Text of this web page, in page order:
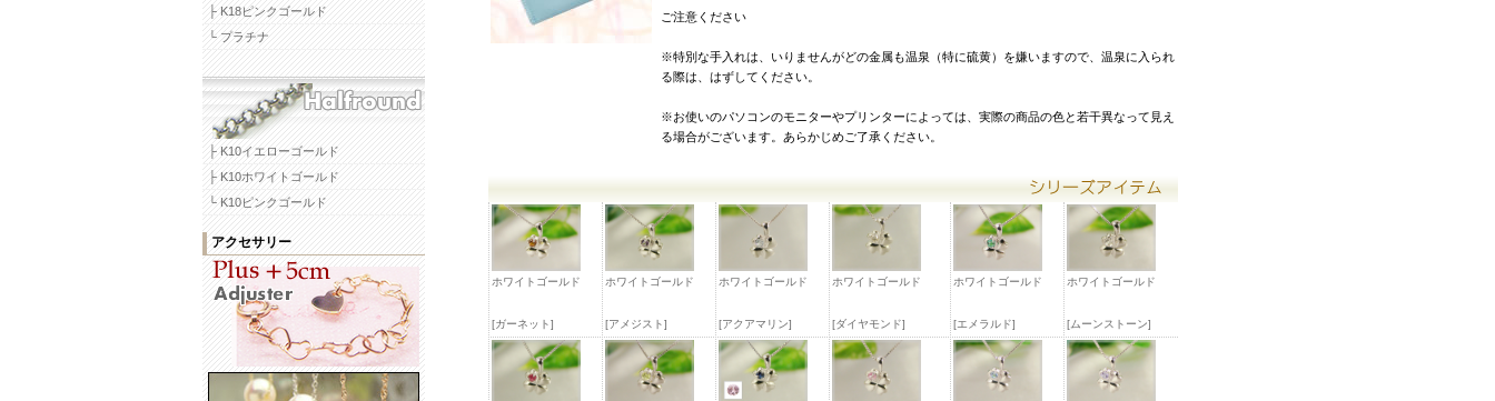
├ K18ピンクゴールド
└ プラチナ
├ K10イエローゴールド
├ K10ホワイトゴールド
└ K10ピンクゴールド
アクセサリー
ご注意ください
※特別な手入れは、いりませんがどの金属も温泉（特に硫黄）を嫌いますので、温泉に入られ
る際は、はずしてください。
※お使いのパソコンのモニターやプリンターによっては、実際の商品の色と若干異なって見え
る場合がございます。あらかじめご了承ください。
ホワイトゴールド
[ガーネット]
ホワイトゴールド
[アメジスト]
ホワイトゴールド
[アクアマリン]
ホワイトゴールド
[ダイヤモンド]
ホワイトゴールド
[エメラルド]
ホワイトゴールド
[ムーンストーン]